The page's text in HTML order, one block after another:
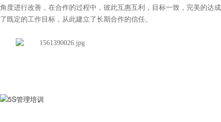
角度进行改善，在合作的过程中，彼此互惠互利，目标一致，完美的达成
了既定的工作目标，从此建立了长期合作的信任。